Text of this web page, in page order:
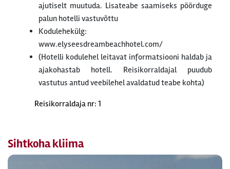
ajutiselt muutuda. Lisateabe saamiseks pöörduge
palun hotelli vastuvõttu
Kodulehekülg:
www.elyseesdreambeachhotel.com/
(Hotelli kodulehel leitavat informatsiooni haldab ja
ajakohastab hotell. Reisikorraldajal puudub
vastutus antud veebilehel avaldatud teabe kohta)
Reisikorraldaja nr: 1
Sihtkoha kliima